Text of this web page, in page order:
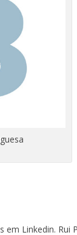
Linkedin. Rui